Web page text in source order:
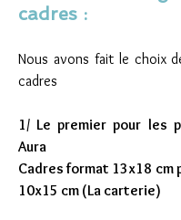
cadres :
Nous avons fait le choix
cadres
1/ Le premier pour les
Aura
Cadres format 13x18 cm
10x15 cm (La carterie)